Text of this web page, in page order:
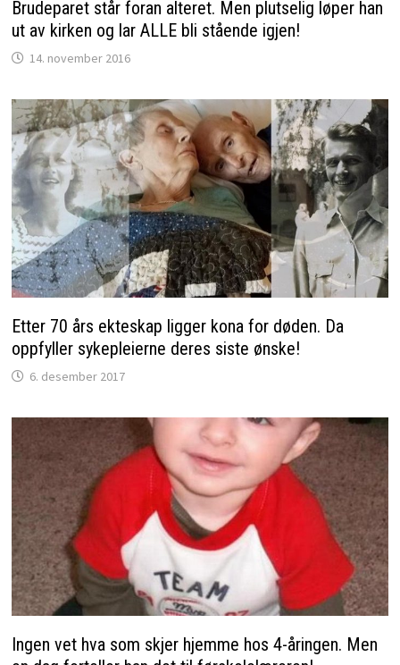
Brudeparet står foran alteret. Men plutselig løper han
ut av kirken og lar ALLE bli stående igjen!
14. november 2016
Etter 70 års ekteskap ligger kona for døden. Da
oppfyller sykepleierne deres siste ønske!
6. desember 2017
Ingen vet hva som skjer hjemme hos 4-åringen. Men